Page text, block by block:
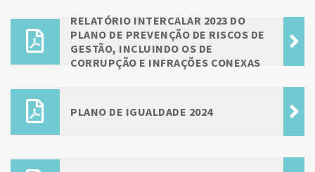
RELATÓRIO INTERCALAR 2023 DO
PLANO DE PREVENÇÃO DE RISCOS DE
GESTÃO, INCLUINDO OS DE
CORRUPÇÃO E INFRAÇÕES CONEXAS
PLANO DE IGUALDADE 2024